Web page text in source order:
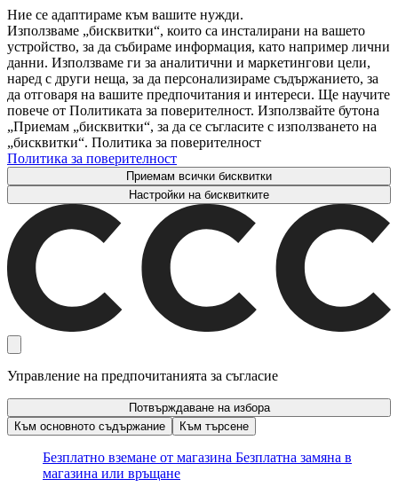
Ние се адаптираме към вашите нужди.
Използваме „бисквитки“, които са инсталирани на вашето
устройство, за да събираме информация, като например лични
данни. Използваме ги за аналитични и маркетингови цели,
наред с други неща, за да персонализираме съдържанието, за
да отговаря на вашите предпочитания и интереси. Ще научите
повече от Политиката за поверителност. Използвайте бутона
„Приемам „бисквитки“, за да се съгласите с използването на
„бисквитки“. Политика за поверителност
Политика за поверителност
Приемам всички бисквитки
Настройки на бисквитките
Управление на предпочитанията за съгласие
Потвърждаване на избора
Към основното съдържание
Към търсене
Безплатно вземане от магазина Безплатна замяна в
магазина или връщане